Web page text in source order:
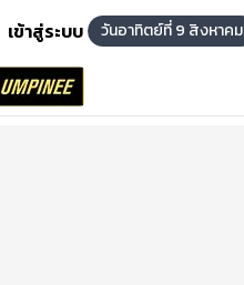
เข้าสู่ระบบ
วันอาทิตย์ที่ 9 สิงหาคม